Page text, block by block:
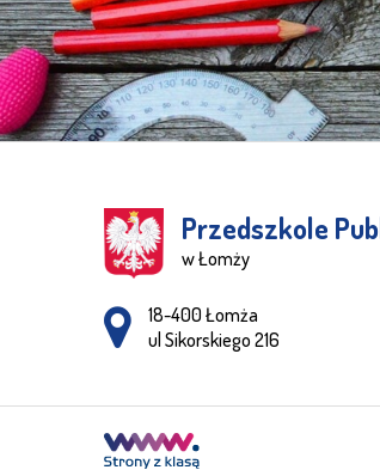
Przedszkole
w Łomży
Adres pocztowy:
18-400 Łomża
ul Sikorskiego 216